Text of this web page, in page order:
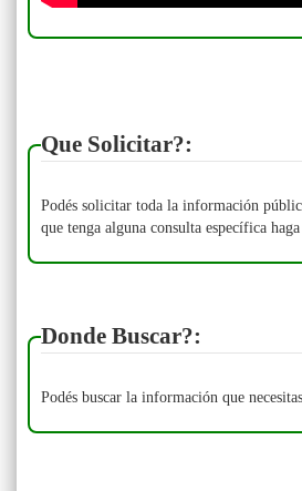
Que Solicitar?:
Podés solicitar toda la información
que tenga alguna consulta específica haga
Donde Buscar?:
Podés buscar la información que necesitas